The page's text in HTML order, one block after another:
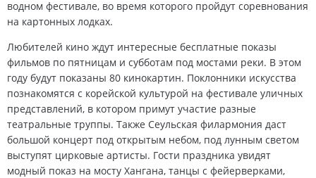
водном фестивале, во время которого пройдут соревнования
на картонных лодках.
Любителей кино ждут интересные бесплатные показы
фильмов по пятницам и субботам под мостами реки. В этом
году будут показаны 80 кинокартин. Поклонники искусства
познакомятся с корейской культурой на фестивале уличных
представлений, в котором примут участие разные
театральные труппы. Также Сеульская филармония даст
большой концерт под открытым небом, под лунным светом
выступят цирковые артисты. Гости праздника увидят
модный показ на мосту Хангана, танцы с фейерверками,